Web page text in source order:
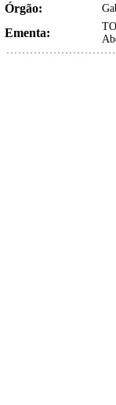
Órgão:
Ementa: